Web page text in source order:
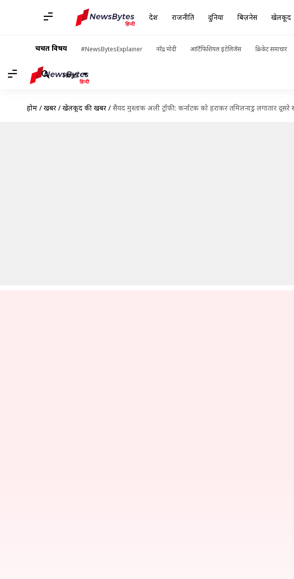
देश राजनीति दुनिया बिज़नेस खेलकूद
चर्चित विषय #NewsBytesExplainer नरेंद्र मोदी आर्टिफिशियल इंटेलिजेंस क्रिकेट समाचार
Hindi
होम / खबरें / खेलकूद की खबरें / सैयद मुश्ताक अली ट्रॉफी: कर्नाटक को हराकर तमिलनाडु लगातार दूसरे